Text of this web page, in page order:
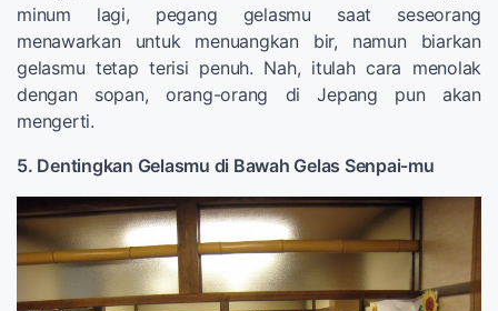
minum lagi, pegang gelasmu saat seseorang
menawarkan untuk menuangkan bir, namun biarkan
gelasmu tetap terisi penuh. Nah, itulah cara menolak
dengan sopan, orang-orang di Jepang pun akan
mengerti.
5. Dentingkan Gelasmu di Bawah Gelas Senpai-mu